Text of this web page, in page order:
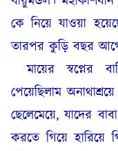
কে নিয়ে যাওয়া
তারপর কুড়ি বছর
মায়ের স্বপ্নের
পেয়েছিলাম
ছেলেমেয়ে, যাদের
করতে গিয়ে হারিয়ে